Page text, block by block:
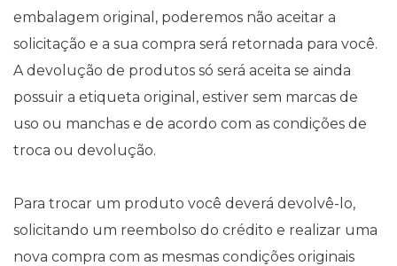
embalagem original, poderemos não aceitar a
solicitação e a sua compra será retornada para você.
A devolução de produtos só será aceita se ainda
possuir a etiqueta original, estiver sem marcas de
uso ou manchas e de acordo com as condições de
troca ou devolução.
Para trocar um produto você deverá devolvê-lo,
solicitando um reembolso do crédito e realizar uma
nova compra com as mesmas condições originais